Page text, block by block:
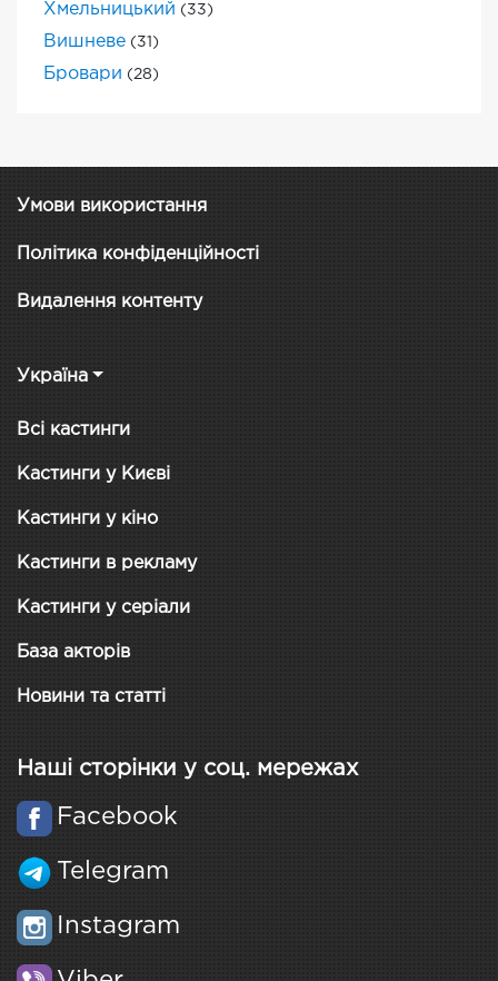
Хмельницький (33)
Вишневе (31)
Бровари (28)
Умови використання
Політика конфіденційності
Видалення контенту
Україна
Всі кастинги
Кастинги у Києві
Кастинги у кіно
Кастинги в рекламу
Кастинги у серіали
База акторів
Новини та статті
Наші сторінки у соц. мережах
Facebook
Telegram
Instagram